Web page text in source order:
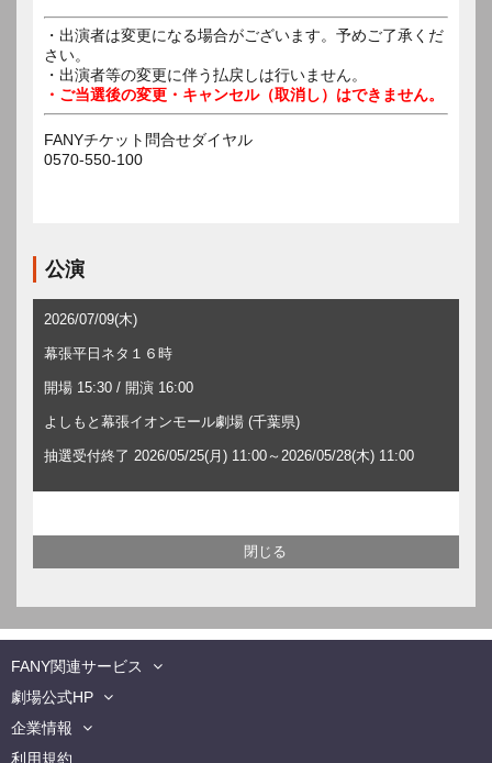
・出演者は変更になる場合がございます。予めご了承くだ
さい。
・出演者等の変更に伴う払戻しは行いません。
・ご当選後の変更・キャンセル（取消し）はできません。
FANYチケット問合せダイヤル
0570-550-100
公演
2026/07/09(木)
幕張平日ネタ１６時
開場 15:30 / 開演 16:00
よしもと幕張イオンモール劇場 (千葉県)
抽選受付終了 2026/05/25(月) 11:00～2026/05/28(木) 11:00
FANY関連サービス
劇場公式HP
企業情報
利用規約